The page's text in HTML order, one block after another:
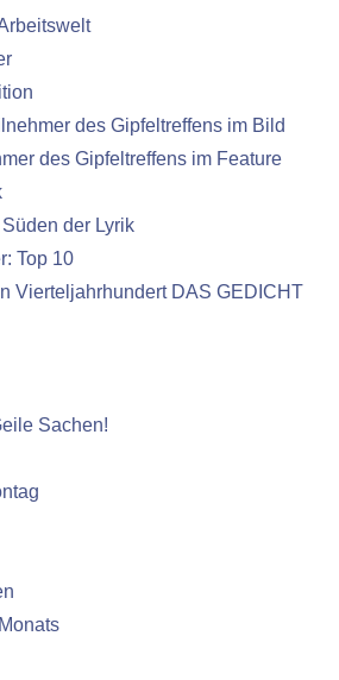
des Gipfeltreffens im Bild
des Gipfeltreffens im Feature
der Lyrik
Top 10
Vierteljahrhundert DAS GEDICHT
Sachen!